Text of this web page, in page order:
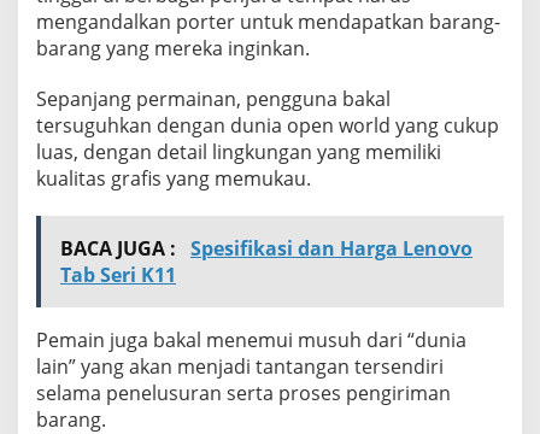
mengandalkan porter untuk mendapatkan barang-
barang yang mereka inginkan.
Sepanjang permainan, pengguna bakal
tersuguhkan dengan dunia open world yang cukup
luas, dengan detail lingkungan yang memiliki
kualitas grafis yang memukau.
BACA JUGA : Spesifikasi dan Harga Lenovo
Tab Seri K11
Pemain juga bakal menemui musuh dari “dunia
lain” yang akan menjadi tantangan tersendiri
selama penelusuran serta proses pengiriman
barang.